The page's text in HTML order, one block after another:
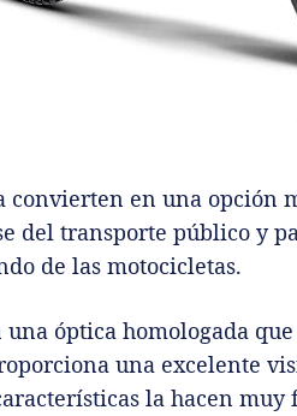
convierten en una opción
del transporte público y
de las motocicletas.
óptica homologada
una excelente
la hacen